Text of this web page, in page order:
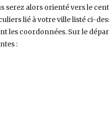
serez alors orienté vers le
lié à votre ville listé ci-
coordonnées. Sur le
: